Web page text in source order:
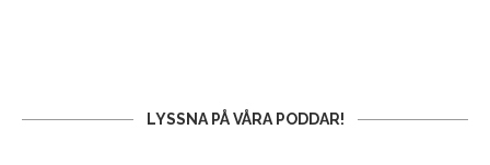
LYSSNA PÅ VÅRA PODDAR!